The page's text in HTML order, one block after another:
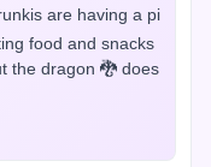
are having a pi
food and snacks
the dragon 🐉 does